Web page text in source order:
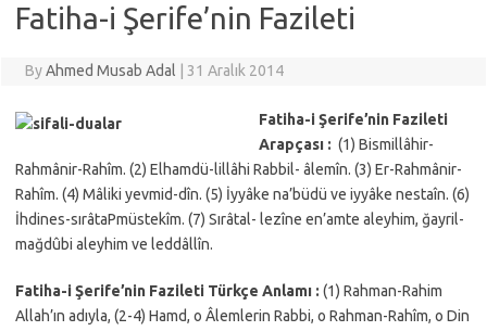
Fatiha-i Şerife’nin Fazileti
ByAhmed Musab Adal 31 Aralık 2014
Fatiha-i Şerife’nin Fazileti
Arapçası : (1) Bismillâhir-
Rahmânir-Rahîm. (2) Elhamdü-lillâhi Rabbil- âlemîn. (3) Er-Rahmânir-
Rahîm. (4) Mâliki yevmid-dîn. (5) İyyâke na’büdü ve iyyâke nestaîn. (6)
İhdines-sırâtaPmüstekîm. (7) Sırâtal- lezîne en’amte aleyhim, ğayril-
mağdûbi aleyhim ve leddâllîn.
Fatiha-i Şerife’nin Fazileti Türkçe Anlamı : (1) Rahman-Rahim
Allah’ın adıyla, (2-4) Hamd, o Âlemlerin Rabbi, o Rahman-Rahîm, o Din